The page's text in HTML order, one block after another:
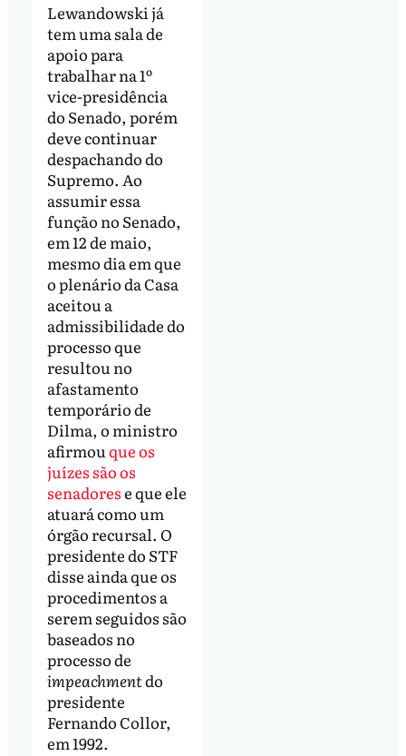
Lewandowski já
tem uma sala de
apoio para
trabalhar na 1º
vice-presidência
do Senado, porém
deve continuar
despachando do
Supremo. Ao
assumir essa
função no Senado,
em 12 de maio,
mesmo dia em que
o plenário da Casa
aceitou a
admissibilidade do
processo que
resultou no
afastamento
temporário de
Dilma, o ministro
afirmouque os
juízes são os
senadorese que ele
atuará como um
órgão recursal. O
presidente do STF
disse ainda que os
procedimentos a
serem seguidos são
baseados no
processo de
impeachmentdo
presidente
Fernando Collor,
em 1992.